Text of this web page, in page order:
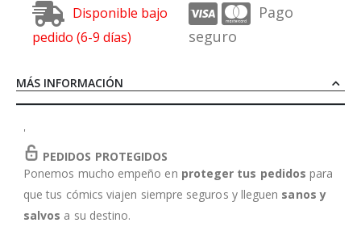
Disponible bajo
pedido (6-9 días)
Pago
seguro
MÁS INFORMACIÓN
'
PEDIDOS PROTEGIDOS
Ponemos mucho empeño en proteger tus pedidos para
que tus cómics viajen siempre seguros y lleguen sanos y
salvos a su destino.